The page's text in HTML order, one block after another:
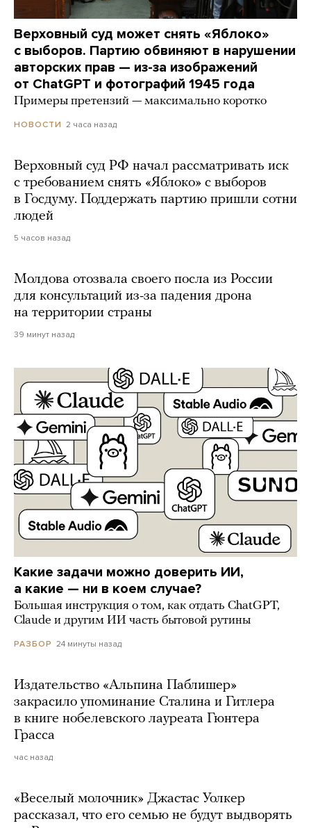
Верховный суд может снять «Яблоко»
с выборов. Партию обвиняют в нарушении
авторских прав — из-за изображений
от ChatGPT и фотографий 1945 года
Примеры претензий — максимально коротко
НОВОСТИ 2 часа назад
Верховный суд РФ начал рассматривать иск
с требованием снять «Яблоко» с выборов
в Госдуму. Поддержать партию пришли сотни
людей
5 часов назад
Молдова отозвала своего посла из России
для консультаций из-за падения дрона
на территории страны
39 минут назад
Какие задачи можно доверить ИИ,
а какие — ни в коем случае?
Большая инструкция о том, как отдать ChatGPT,
Claude и другим ИИ часть бытовой рутины
РАЗБОР 24 минуты назад
Издательство «Альпина Паблишер»
закрасило упоминание Сталина и Гитлера
в книге нобелевского лауреата Гюнтера
Грасса
час назад
«Веселый молочник» Джастас Уолкер
рассказал, что его семью не будут выдворять